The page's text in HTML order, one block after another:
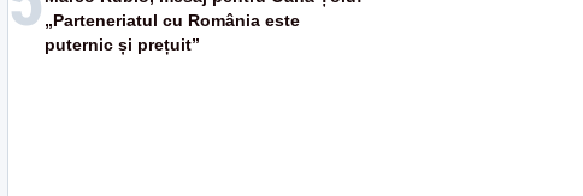
„Parteneriatul cu România este
puternic și prețuit”